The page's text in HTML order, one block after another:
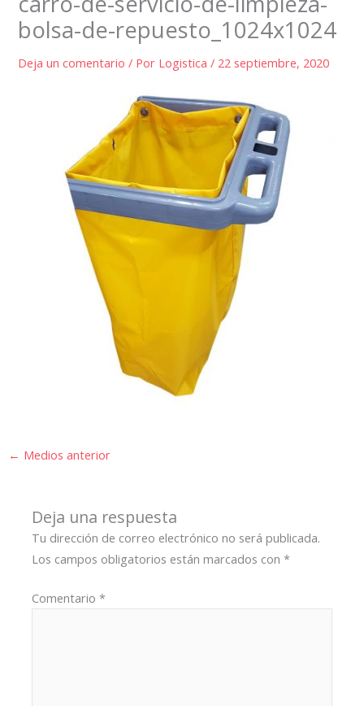
bolsa-de-repuesto_1024x1024
Deja un comentario / Por Logistica/ 22 septiembre, 2020
← Medios anterior
Deja una respuesta
Tu dirección de correo electrónico no será publicada.
Los campos obligatorios están marcados con*
Comentario*